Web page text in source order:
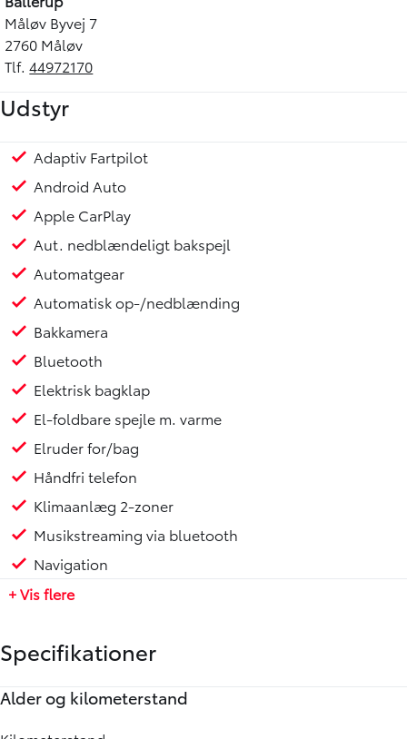
Måløv Byvej 7
2760 Måløv
Tlf.44972170
Udstyr
Adaptiv Fartpilot
Android Auto
Apple CarPlay
Aut. nedblændeligt bakspejl
Automatgear
Automatisk op-/nedblænding
Bakkamera
Bluetooth
Elektrisk bagklap
El-foldbare spejle m. varme
Elruder for/bag
Håndfri telefon
Klimaanlæg 2-zoner
Musikstreaming via bluetooth
Navigation
Nøglefri adgang/nøglefri start
Radio
Regnsensor
Servo
Alufælge
Tonede ruder
Højdejusterbart førersæde
Multifunktions læderrat
Vinterhjul medfølger
+ Vis flere
Specifikationer
Alder og kilometerstand
Motor og ydelse
Elektriske egenskaber
Rummelighed og mål
Økonomi